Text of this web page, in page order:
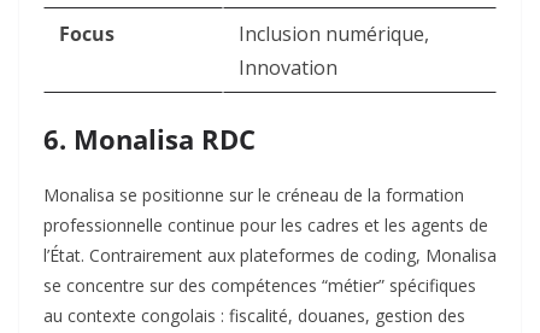
Focus
Inclusion numérique,
Innovation
6. Monalisa RDC
Monalisa se positionne sur le créneau de la formation
professionnelle continue pour les cadres et les agents de
l’État. Contrairement aux plateformes de coding, Monalisa
se concentre sur des compétences “métier” spécifiques
au contexte congolais : fiscalité, douanes, gestion des